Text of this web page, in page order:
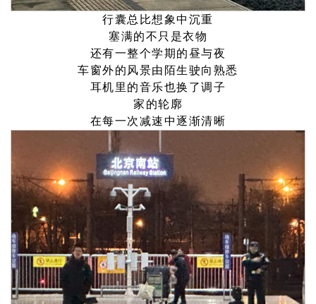
行囊总比想象中沉重
塞满的不只是衣物
还有一整个学期的昼与夜
车窗外的风景由陌生驶向熟悉
耳机里的音乐也换了调子
家的轮廓
在每一次减速中逐渐清晰